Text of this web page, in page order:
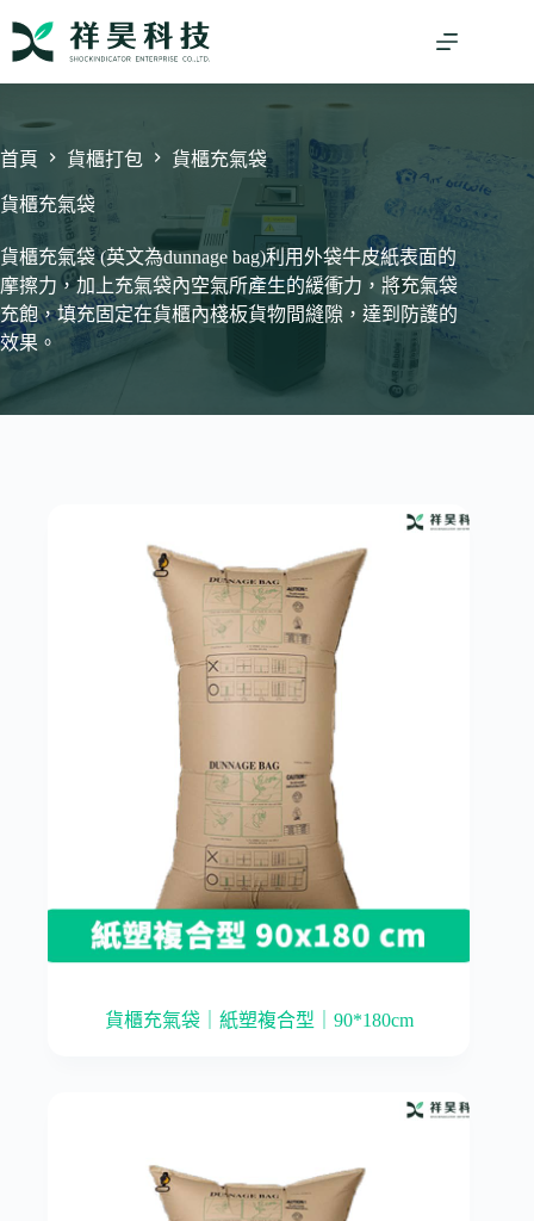
容
首頁 貨櫃打包 貨櫃充氣袋
貨櫃充氣袋
貨櫃充氣袋 (英文為dunnage bag)利用外袋牛皮紙表面的
摩擦力，加上充氣袋內空氣所產生的緩衝力，將充氣袋
充飽，填充固定在貨櫃內棧板貨物間縫隙，達到防護的
效果。
貨櫃充氣袋｜紙塑複合型｜90*180cm